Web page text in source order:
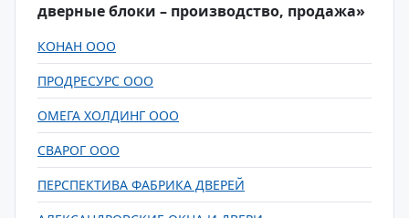
дверные блоки – производство, продажа»
КОНАН ООО
ПРОДРЕСУРС ООО
ОМЕГА ХОЛДИНГ ООО
СВАРОГ ООО
ПЕРСПЕКТИВА ФАБРИКА ДВЕРЕЙ